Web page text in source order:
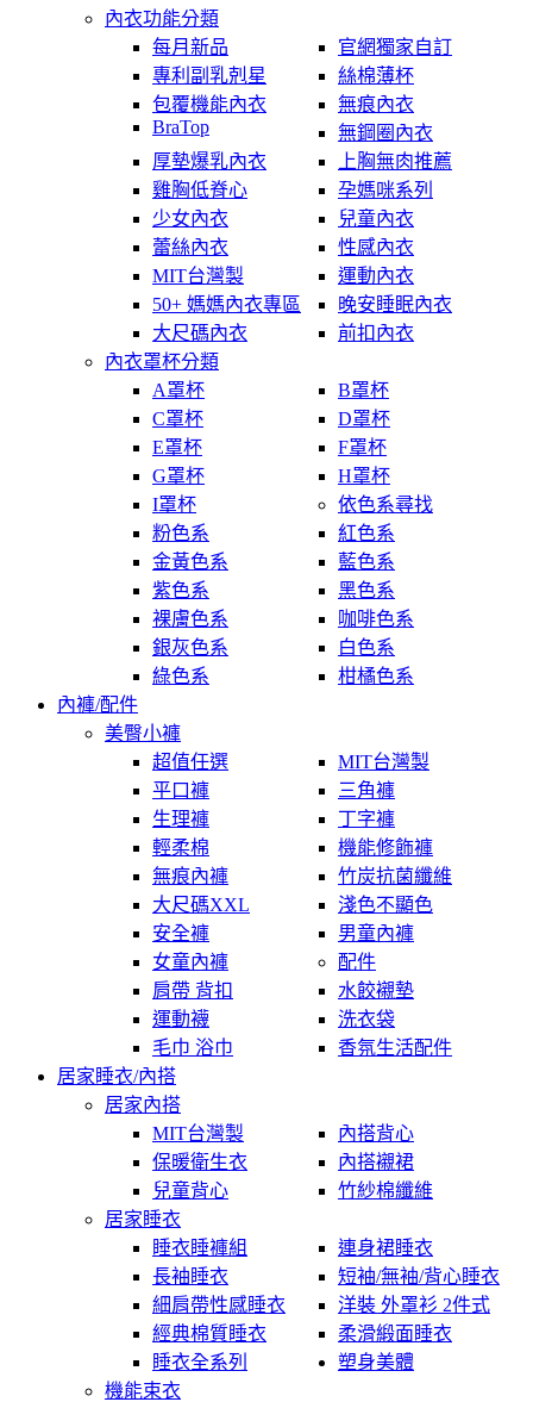
內衣功能分類
每月新品
官網獨家自訂
專利副乳剋星
絲棉薄杯
包覆機能內衣
無痕內衣
BraTop
無鋼圈內衣
厚墊爆乳內衣
上胸無肉推薦
雞胸低脊心
孕媽咪系列
少女內衣
兒童內衣
蕾絲內衣
性感內衣
MIT台灣製
運動內衣
50+ 媽媽內衣專區
晚安睡眠內衣
大尺碼內衣
前扣內衣
內衣罩杯分類
A罩杯
B罩杯
C罩杯
D罩杯
E罩杯
F罩杯
G罩杯
H罩杯
I罩杯
依色系尋找
粉色系
紅色系
金黃色系
藍色系
紫色系
黑色系
裸膚色系
咖啡色系
銀灰色系
白色系
綠色系
柑橘色系
內褲/配件
美臀小褲
超值任選
MIT台灣製
平口褲
三角褲
生理褲
丁字褲
輕柔棉
機能修飾褲
無痕內褲
竹炭抗菌纖維
大尺碼XXL
淺色不顯色
安全褲
男童內褲
女童內褲
配件
肩帶 背扣
水餃襯墊
運動襪
洗衣袋
毛巾 浴巾
香氛生活配件
居家睡衣/內搭
居家內搭
MIT台灣製
內搭背心
保暖衛生衣
內搭襯裙
兒童背心
竹紗棉纖維
居家睡衣
睡衣睡褲組
連身裙睡衣
長袖睡衣
短袖/無袖/背心睡衣
細肩帶性感睡衣
洋裝 外罩衫 2件式
經典棉質睡衣
柔滑緞面睡衣
睡衣全系列
塑身美體
機能束衣